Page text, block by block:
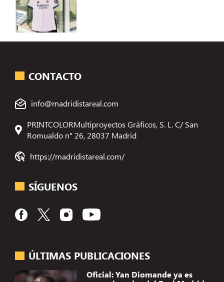
ÚLTIMAS PUBLICACIONES
Oficial: Yan Diomande ya es
CONTACTO
info@madridistareal.com
PRINTCOLORMultiproyectos Gráficos, S. L. C/ San
Romualdo n° 26, 28037 Madrid
https://madridistareal.com/
SÍGUENOS